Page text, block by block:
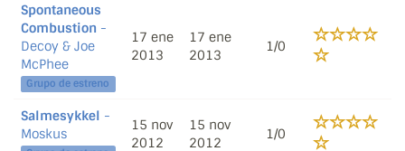
Spontaneous
Combustion -
Decoy & Joe
McPhee
Grupo de estreno
17 ene
2013
17 ene
2013
1/0
Salmesykkel -
Moskus
15 nov
2012
15 nov
2012
1/0